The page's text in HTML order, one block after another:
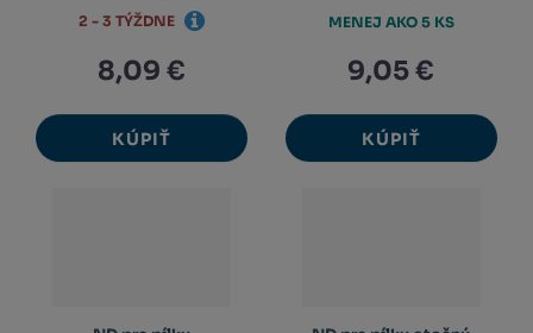
8,09 €
KÚPIŤ
2 - 3 TÝŽDNE
9,05 €
KÚPIŤ
MENEJ AKO 5 KS